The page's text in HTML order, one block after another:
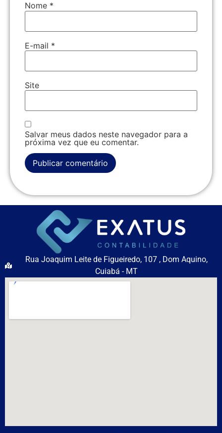
Nome *
E-mail *
Site
Salvar meus dados neste navegador para a
próxima vez que eu comentar.
Rua Joaquim Leite de Figueiredo, 107 , Dom Aquino,
Cuiabá - MT